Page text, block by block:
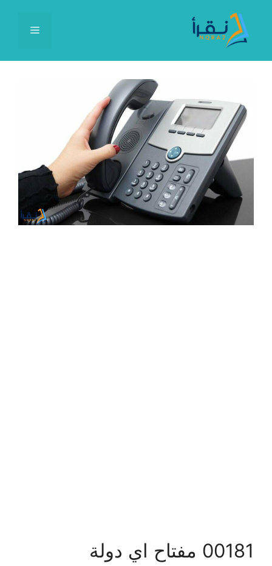
المحتوى
القائمة
00181 مفتاح اي دولة